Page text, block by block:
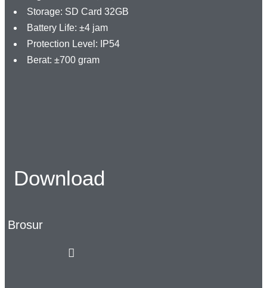
Storage: SD Card 32GB
Battery Life: ±4 jam
Protection Level: IP54
Berat: ±700 gram
Download
Brosur